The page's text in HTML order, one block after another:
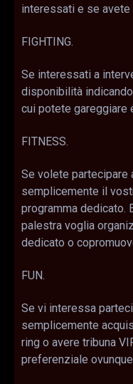
interessati e se avete
FIGHTING.
Se interessati a
disponibilità
cui potete gareggiare
FITNESS.
Se volete
semplicemente il
programma dedicato.
palestra voglia
dedicato o
FUN.
Se vi interessa
semplicemente
ring o avere tribuna
preferenziale